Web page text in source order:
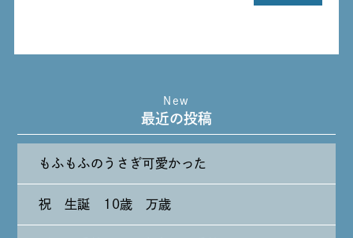
New
最近の投稿
もふもふのうさぎ可愛かった
祝 生誕 10歳 万歳